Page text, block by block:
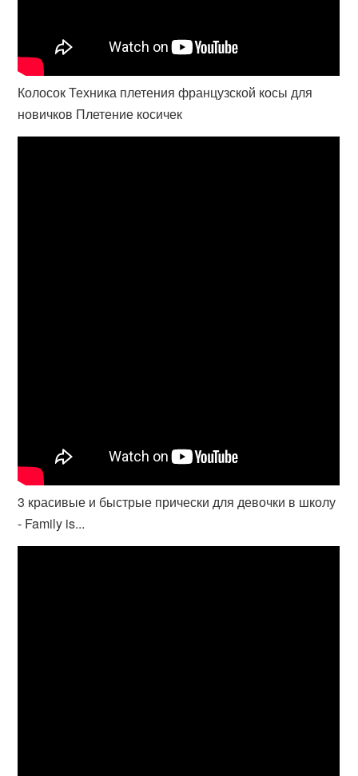
Колосок Техника плетения французской косы для
новичков Плетение косичек
3 красивые и быстрые прически для девочки в школу
- Family is...